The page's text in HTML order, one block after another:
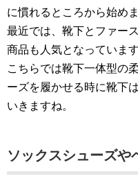
に慣れるところから始めま
最近では、靴下とファー
商品も人気となっています
こちらでは靴下一体型の
ーズを履かせる時に靴下
いきますね。
ソックスシューズや